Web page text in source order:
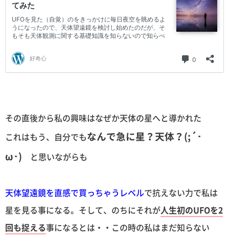
その直後から私の興味はなぜか天体の星へと導かれた
これはもう、自分でもなんで急に星？天体？(;´･
ω･) と思いながらも
天体望遠鏡を直感で買っちゃうレベルで抗えない力で私は
星を見る事になる。そして、のちにそれが人生初のUFOを2
回も捉える事になるとは・・この時の私はまだ知らない